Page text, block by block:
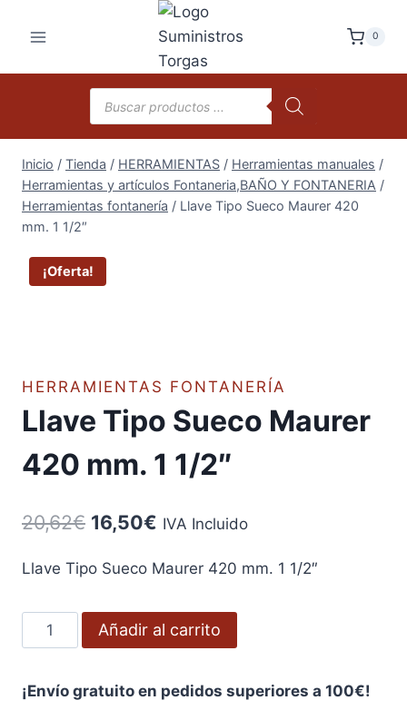
0
Búsqueda
de
productos
Inicio / Tienda / HERRAMIENTAS / Herramientas manuales /
Herramientas y artículos Fontaneria,BAÑO Y FONTANERIA /
Herramientas fontanería / Llave Tipo Sueco Maurer 420
mm. 1 1/2″
¡Oferta!
HERRAMIENTAS FONTANERÍA
Llave Tipo Sueco Maurer
420 mm. 1 1/2″
20,62€ El
original
era:
20,62€.
16,50€ El
actual
es:
16,50€.
IVA Incluido
Llave Tipo Sueco Maurer 420 mm. 1 1/2″
Llave
Tipo
Maurer
Añadir al carrito
¡Envío gratuito en pedidos superiores a 100€!